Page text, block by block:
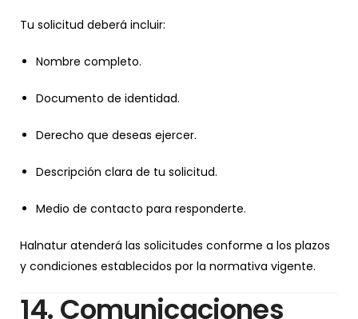
Tu solicitud deberá incluir:
Nombre completo.
Documento de identidad.
Derecho que deseas ejercer.
Descripción clara de tu solicitud.
Medio de contacto para responderte.
Halnatur atenderá las solicitudes conforme a los plazos
y condiciones establecidos por la normativa vigente.
14. Comunicaciones